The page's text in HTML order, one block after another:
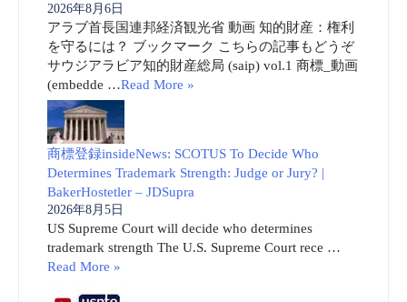
2026年8月6日
アラブ首長国連邦経済観光省 動画 知的財産：権利
を守るには？ ブックマーク こちらの記事もどうぞ
サウジアラビア知的財産総局 (saip) vol.1 商標_動画
(embedde …Read More »
商標登録insideNews: SCOTUS To Decide Who
Determines Trademark Strength: Judge or Jury? |
BakerHostetler – JDSupra
2026年8月5日
US Supreme Court will decide who determines
trademark strength The U.S. Supreme Court rece …
Read More »